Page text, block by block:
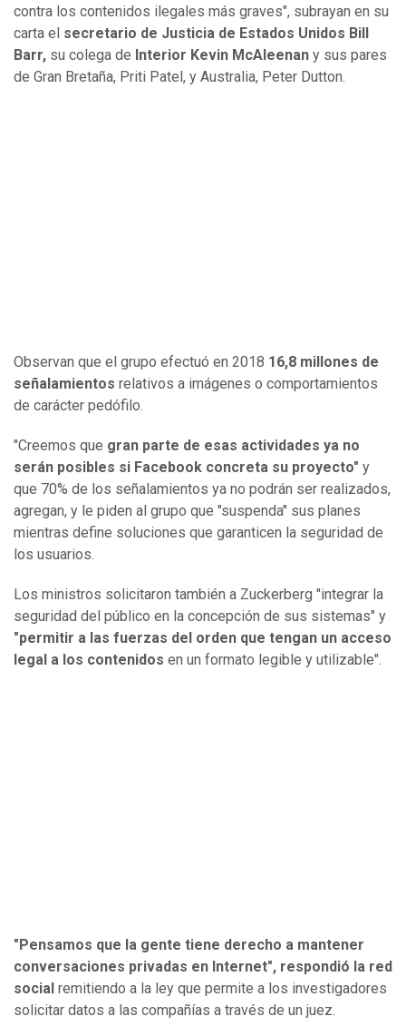
contra los contenidos ilegales más graves", subrayan en su
carta el secretario de Justicia de Estados Unidos Bill
Barr, su colega de Interior Kevin McAleenan y sus pares
de Gran Bretaña, Priti Patel, y Australia, Peter Dutton.
Observan que el grupo efectuó en 2018 16,8 millones de
señalamientos relativos a imágenes o comportamientos
de carácter pedófilo.
"Creemos que gran parte de esas actividades ya no
serán posibles si Facebook concreta su proyecto" y
que 70% de los señalamientos ya no podrán ser realizados,
agregan, y le piden al grupo que "suspenda" sus planes
mientras define soluciones que garanticen la seguridad de
los usuarios.
Los ministros solicitaron también a Zuckerberg "integrar la
seguridad del público en la concepción de sus sistemas" y
"permitir a las fuerzas del orden que tengan un acceso
legal a los contenidos en un formato legible y utilizable".
"Pensamos que la gente tiene derecho a mantener
conversaciones privadas en Internet", respondió la red
social remitiendo a la ley que permite a los investigadores
solicitar datos a las compañías a través de un juez.